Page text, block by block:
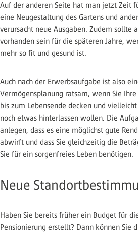
Auf der anderen Seite hat man jetzt Zeit
eine Neugestaltung des Gartens und
verursacht neue Ausgaben. Zudem sollte
vorhanden sein für die späteren Jahre,
mehr so fit und gesund ist.
Auch nach der Erwerbsaufgabe ist also
Vermögensplanung ratsam, wenn Sie
bis zum Lebensende decken und
noch etwas hinterlassen wollen. Die
anlegen, dass es eine möglichst gute
abwirft und dass Sie gleichzeitig die
Sie für ein sorgenfreies Leben benötigen.
Neue
Haben Sie bereits früher ein Budget für
Pensionierung erstellt? Dann können Sie